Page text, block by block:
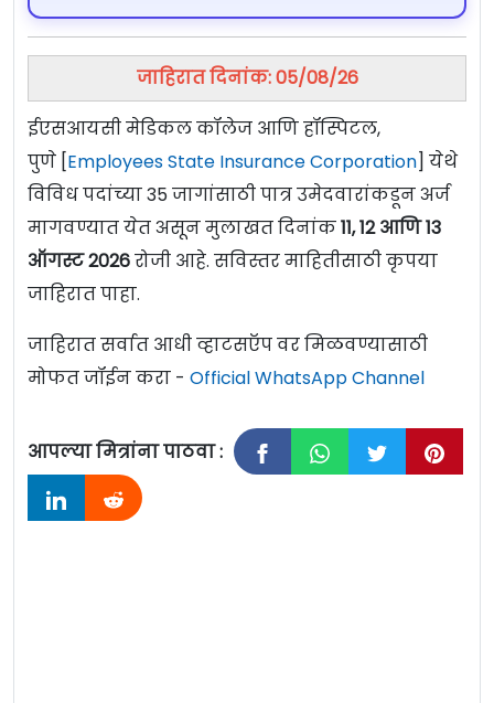
जाहिरात दिनांक: 05/08/26
ईएसआयसी मेडिकल कॉलेज आणि हॉस्पिटल,
पुणे [Employees State Insurance Corporation] येथे
विविध पदांच्या 35 जागांसाठी पात्र उमेदवारांकडून अर्ज
मागवण्यात येत असून मुलाखत दिनांक11, 12 आणि 13
ऑगस्ट 2026रोजी आहे. सविस्तर माहितीसाठी कृपया
जाहिरात पाहा.
जाहिरात सर्वात आधी व्हाटसऍप वर मिळवण्यासाठी
मोफत जॉईन करा - Official WhatsApp Channel
आपल्या मित्रांना पाठवा :